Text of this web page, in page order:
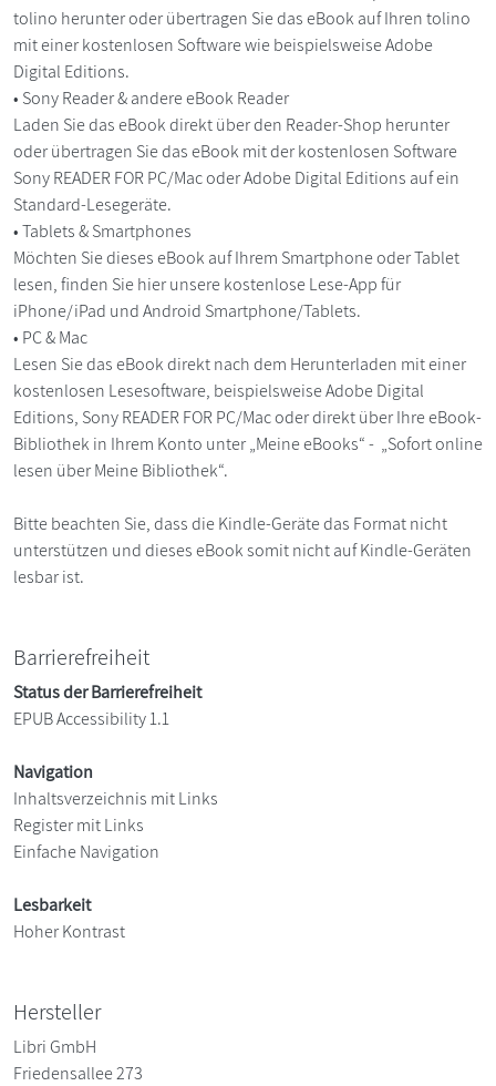
tolino herunter oder übertragen Sie das eBook auf Ihren tolino
mit einer kostenlosen Software wie beispielsweise Adobe
Digital Editions.
• Sony Reader & andere eBook Reader
Laden Sie das eBook direkt über den Reader-Shop herunter
oder übertragen Sie das eBook mit der kostenlosen Software
Sony READER FOR PC/Mac oder Adobe Digital Editions auf ein
Standard-Lesegeräte.
• Tablets & Smartphones
Möchten Sie dieses eBook auf Ihrem Smartphone oder Tablet
lesen, finden Sie hier unsere kostenlose Lese-App für
iPhone/iPad und Android Smartphone/Tablets.
• PC & Mac
Lesen Sie das eBook direkt nach dem Herunterladen mit einer
kostenlosen Lesesoftware, beispielsweise Adobe Digital
Editions, Sony READER FOR PC/Mac oder direkt über Ihre eBook-
Bibliothek in Ihrem Konto unter „Meine eBooks“ - „Sofort online
lesen über Meine Bibliothek“.
Bitte beachten Sie, dass die Kindle-Geräte das Format nicht
unterstützen und dieses eBook somit nicht auf Kindle-Geräten
lesbar ist.
Barrierefreiheit
Status der Barrierefreiheit
EPUB Accessibility 1.1
Navigation
Inhaltsverzeichnis mit Links
Register mit Links
Einfache Navigation
Lesbarkeit
Hoher Kontrast
Hersteller
Libri GmbH
Friedensallee 273